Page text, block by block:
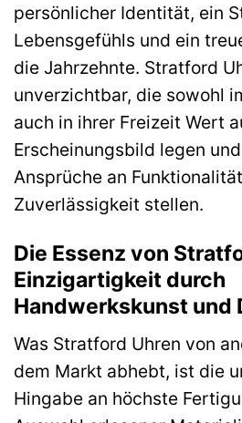
persönlicher Identität, ein
Lebensgefühls und ein
die Jahrzehnte. Stratford
unverzichtbar, die sowohl
auch in ihrer Freizeit Wert
Erscheinungsbild legen
Ansprüche an
Zuverlässigkeit stellen.
Die Essenz von
Einzigartigkeit durch
Handwerkskunst und
Was Stratford Uhren von
dem Markt abhebt, ist die
Hingabe an höchste